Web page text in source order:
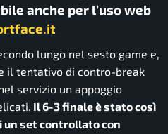
anche per l’uso web
lungo nel sesto game e,
il tentativo di contro-break
servizio un appoggio
Il 6-3 finale è stato così
un set controllato con